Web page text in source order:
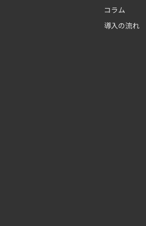
コラム
導入の流れ